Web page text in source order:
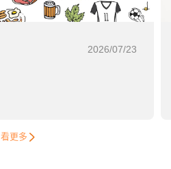
看更多
2026/07/23